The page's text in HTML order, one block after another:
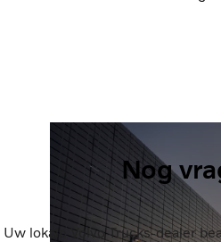
Nog
Uw lokale Volvo Trucks-dealer